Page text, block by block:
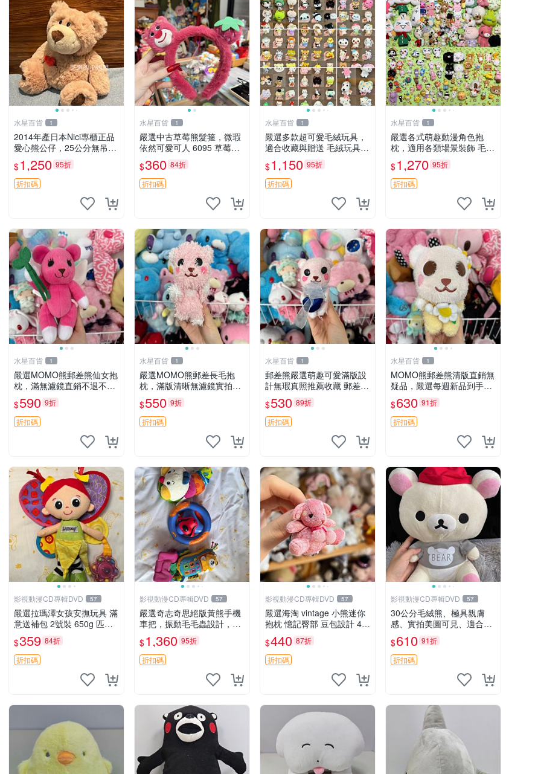
水星百貨 1
2014年產日本Nici專櫃正品
愛心熊公仔，25公分無吊牌
全新 愛心熊 公仔 熊抱玩偶
$1,250 95折
折扣碼
水星百貨 1
嚴選中古草莓熊髮箍，微瑕
依然可愛可人 6095 草莓熊
頭飾 中古髮圈 熊寶 寶寶 娃
娃熊髮箍 中古收藏 玩具髮
夾
$360 84折
折扣碼
水星百貨 1
嚴選多款超可愛毛絨玩具，
適合收藏與贈送 毛絨玩具、
抱枕、公仔
$1,150 95折
折扣碼
水星百貨 1
嚴選各式萌趣動漫角色抱
枕，適用各類場景裝飾 毛絨
玩具、卡通抱枕、趣味玩偶
$1,270 95折
折扣碼
水星百貨 1
嚴選MOMO熊郵差熊仙女抱
枕，滿無濾鏡直銷不退不換
經典造型可愛必備 紅薯啵啵
間抱枕 抱枕 時尚
$590 9折
折扣碼
水星百貨 1
嚴選MOMO熊郵差長毛抱
枕，滿版清晰無濾鏡實拍直
銷。每周新品到貨，不容錯
過！ 郵差熊 長毛 抱枕
$550 9折
折扣碼
水星百貨 1
郵差熊嚴選萌趣可愛滿版設
計無瑕真照推薦收藏 郵差熊
熊抱枕 紅薯啵啵間
$530 89折
折扣碼
水星百貨 1
MOMO熊郵差熊清版直銷無
疑品，嚴選每週新品到手。
紅薯啵啵鮮果間 郵差熊 清
版 紅薯啵啵間
$630 91折
折扣碼
影視動漫CD專輯DVD 57
嚴選拉瑪澤女孩安撫玩具 滿
意送補包 2號裝 650g 匹配
嬰幼童舒壓好伴侶 女孩專用
安心選擇 安撫玩偶 衝包 玩
具
$359 84折
折扣碼
影視動漫CD專輯DVD 57
嚴選奇志奇思絕版黃熊手機
車把，振動毛毛蟲設計，直
SALE 售不退不換 毛毛蟲 手
機 車把
$1,360 95折
折扣碼
影視動漫CD專輯DVD 57
嚴選海淘 vintage 小熊迷你
抱枕 憶記臀部 豆包設計 4c
m 高 推薦收藏 迷你豆包小
熊、高臀部、豆袋抱枕
$440 87折
折扣碼
影視動漫CD專輯DVD 57
30公分毛絨熊、極具親膚
感、實拍美圖可見、適合送
禮收藏 毛絨熊 送禮 熊抱
$610 91折
折扣碼